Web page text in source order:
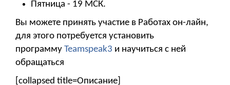
Пятница - 19 МСК.
Вы можете принять участие в Работах он-лайн,
для этого потребуется установить
программу Teamspeak3 и научиться с ней
обращаться
[collapsed title=Описание]